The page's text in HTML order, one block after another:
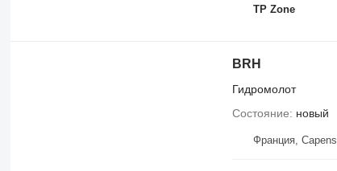
TP Zone
BRH
Гидромолот
Состояние
новый
Франция, Capens